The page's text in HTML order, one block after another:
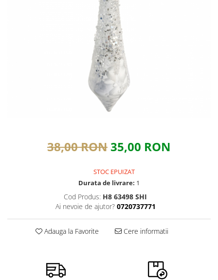
38,00 RON 35,00 RON
STOC EPUIZAT
Durata de livrare: 1
Cod Produs: H8 63498 SHI
Ai nevoie de ajutor? 0720737771
Adauga la Favorite Cere informatii